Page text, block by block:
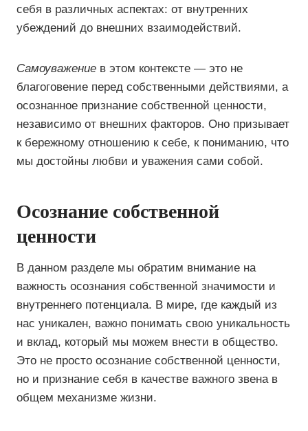
себя в различных аспектах: от внутренних
убеждений до внешних взаимодействий.
Самоуважение в этом контексте — это не
благоговение перед собственными действиями, а
осознанное признание собственной ценности,
независимо от внешних факторов. Оно призывает
к бережному отношению к себе, к пониманию, что
мы достойны любви и уважения сами собой.
Осознание собственной
ценности
В данном разделе мы обратим внимание на
важность осознания собственной значимости и
внутреннего потенциала. В мире, где каждый из
нас уникален, важно понимать свою уникальность
и вклад, который мы можем внести в общество.
Это не просто осознание собственной ценности,
но и признание себя в качестве важного звена в
общем механизме жизни.